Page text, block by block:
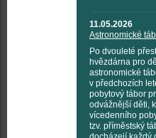
11.05.2026
Astronomické
Po dvouleté
hvězdárna pro
astronomické
v předchozích
pobytový tábor
odvážnější děti,
vícedenního
tzv. příměstský